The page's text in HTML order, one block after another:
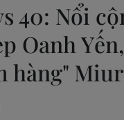
40: Nổi
Oanh
hàng"